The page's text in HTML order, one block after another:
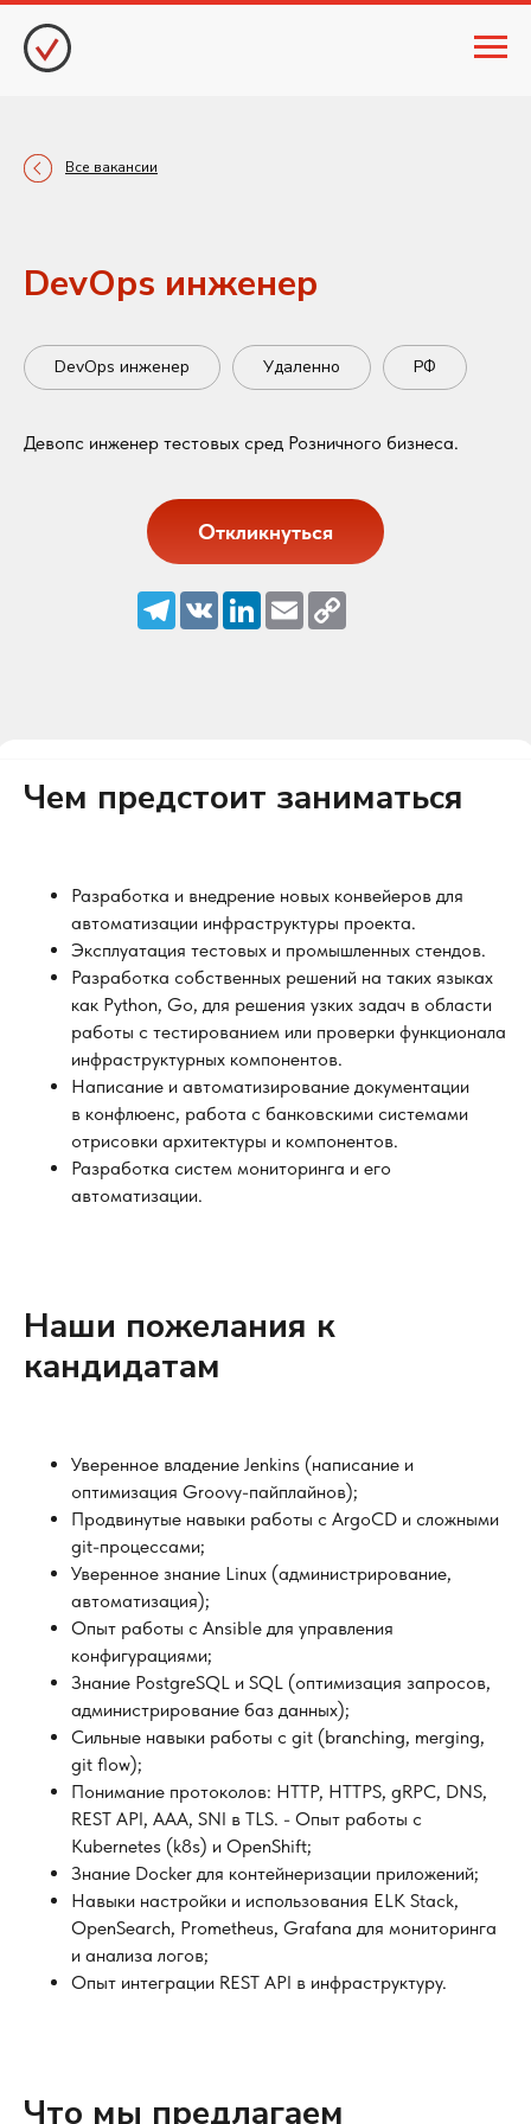
Все вакансии
DevOps инженер
DevOps инженер Удаленно РФ
Девопс инженер тестовых сред Розничного бизнеса.
Telegram
VK LinkedInEmail
Откликнуться
Чем предстоит заниматься
Разработка и внедрение новых конвейеров для
автоматизации инфраструктуры проекта.
Эксплуатация тестовых и промышленных стендов.
Разработка собственных решений на таких языках
как Python, Go, для решения узких задач в области
работы с тестированием или проверки функционала
инфраструктурных компонентов.
Написание и автоматизирование документации
в конфлюенс, работа с банковскими системами
отрисовки архитектуры и компонентов.
Разработка систем мониторинга и его
автоматизации.
Наши пожелания к
кандидатам
Уверенное владение Jenkins (написание и
оптимизация Groovy-пайплайнов);
Продвинутые навыки работы с ArgoCD и сложными
git-процессами;
Уверенное знание Linux (администрирование,
автоматизация);
Опыт работы с Ansible для управления
конфигурациями;
Знание PostgreSQL и SQL (оптимизация запросов,
администрирование баз данных);
Сильные навыки работы с git (branching, merging,
git flow);
Понимание протоколов: HTTP, HTTPS, gRPC, DNS,
REST API, AAA, SNI в TLS. - Опыт работы с
Kubernetes (k8s) и OpenShift;
Знание Docker для контейнеризации приложений;
Навыки настройки и использования ELK Stack,
OpenSearch, Prometheus, Grafana для мониторинга
и анализа логов;
Опыт интеграции REST API в инфраструктуру.
Что мы предлагаем